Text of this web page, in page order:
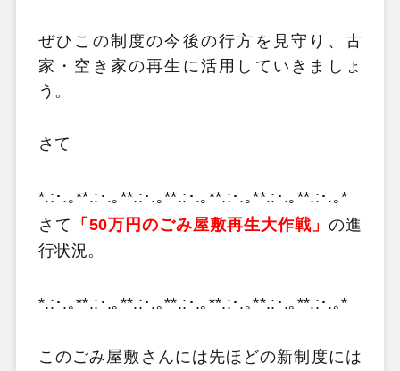
ぜひこの制度の今後の行方を見守り、古
家・空き家の再生に活用していきましょ
う。
さて
*.:･.｡**.:･.｡**.:･.｡**.:･.｡**.:･.｡**.:･.｡**.:･.｡*
さて
「50万円のごみ屋敷再生大作戦」 の進
行状況。
*.:･.｡**.:･.｡**.:･.｡**.:･.｡**.:･.｡**.:･.｡**.:･.｡*
このごみ屋敷さんには先ほどの新制度には